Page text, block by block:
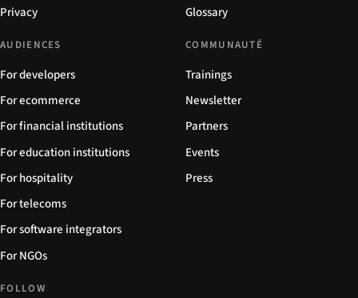
Privacy
Glossary
AUDIENCES
For developers
For ecommerce
For financial institutions
For education institutions
For hospitality
For telecoms
For software integrators
For NGOs
COMMUNAUTÉ
Trainings
Newsletter
Partners
Events
Press
FOLLOW